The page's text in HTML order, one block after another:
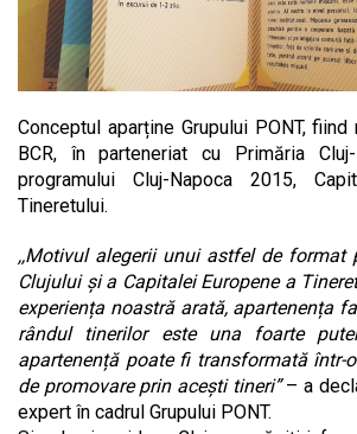
Conceptul aparține Grupului PONT,
BCR, în parteneriat cu Primăria
programului Cluj-Napoca 2015,
Tineretului.
,,Motivul alegerii unui astfel de format
Clujului și a Capitalei Europene a
experiența noastră arată, apartenența
rândul tinerilor este una foarte
apartenență poate fi transformată într-
de promovare prin acești tineri”– a
expert în cadrul Grupului PONT.